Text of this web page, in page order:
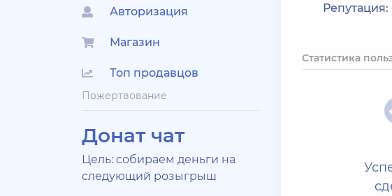
Авторизация
Магазин
Топ продавцов
Пожертвование
Донат чат
Цель: собираем деньги на
следующий розыгрыш
Репутация:
Статистика